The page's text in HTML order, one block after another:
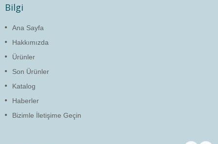
Bilgi
Ana Sayfa
Hakkımızda
Ürünler
Son Ürünler
Katalog
Haberler
Bizimle İletişime Geçin